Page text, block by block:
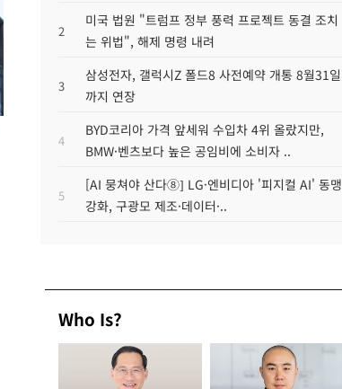
2
미국 법원 "트럼프 정부 풍력 프로젝트 동결 조치
는 위법", 해제 명령 내려
3
삼성전자, 갤럭시Z 폴드8 사전예약 개통 8월31일
까지 연장
4
BYD코리아 가격 앞세워 수입차 4위 올랐지만,
BMW·벤츠보다 높은 공임비에 소비자 ..
5
[AI 뭉쳐야 산다⑧] LG·엔비디아 '피지컬 AI' 동맹
강화, 구광모 제조·데이터·..
Who Is?